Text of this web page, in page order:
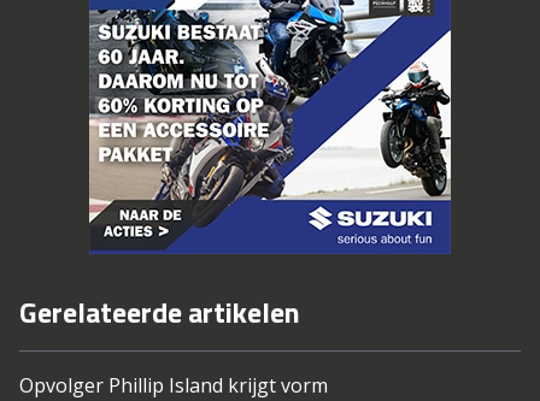
Gerelateerde artikelen
Opvolger Phillip Island krijgt vorm